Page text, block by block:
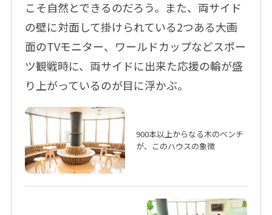
こそ自然とできるのだろう。また、両サイド
の壁に対面して掛けられている2つある大画
面のTVモニター、ワールドカップなどスポー
ツ観戦時に、両サイドに出来た応援の輪が盛
り上がっているのが目に浮かぶ。
900本以上からなる木のベンチ
が、このハウスの象徴